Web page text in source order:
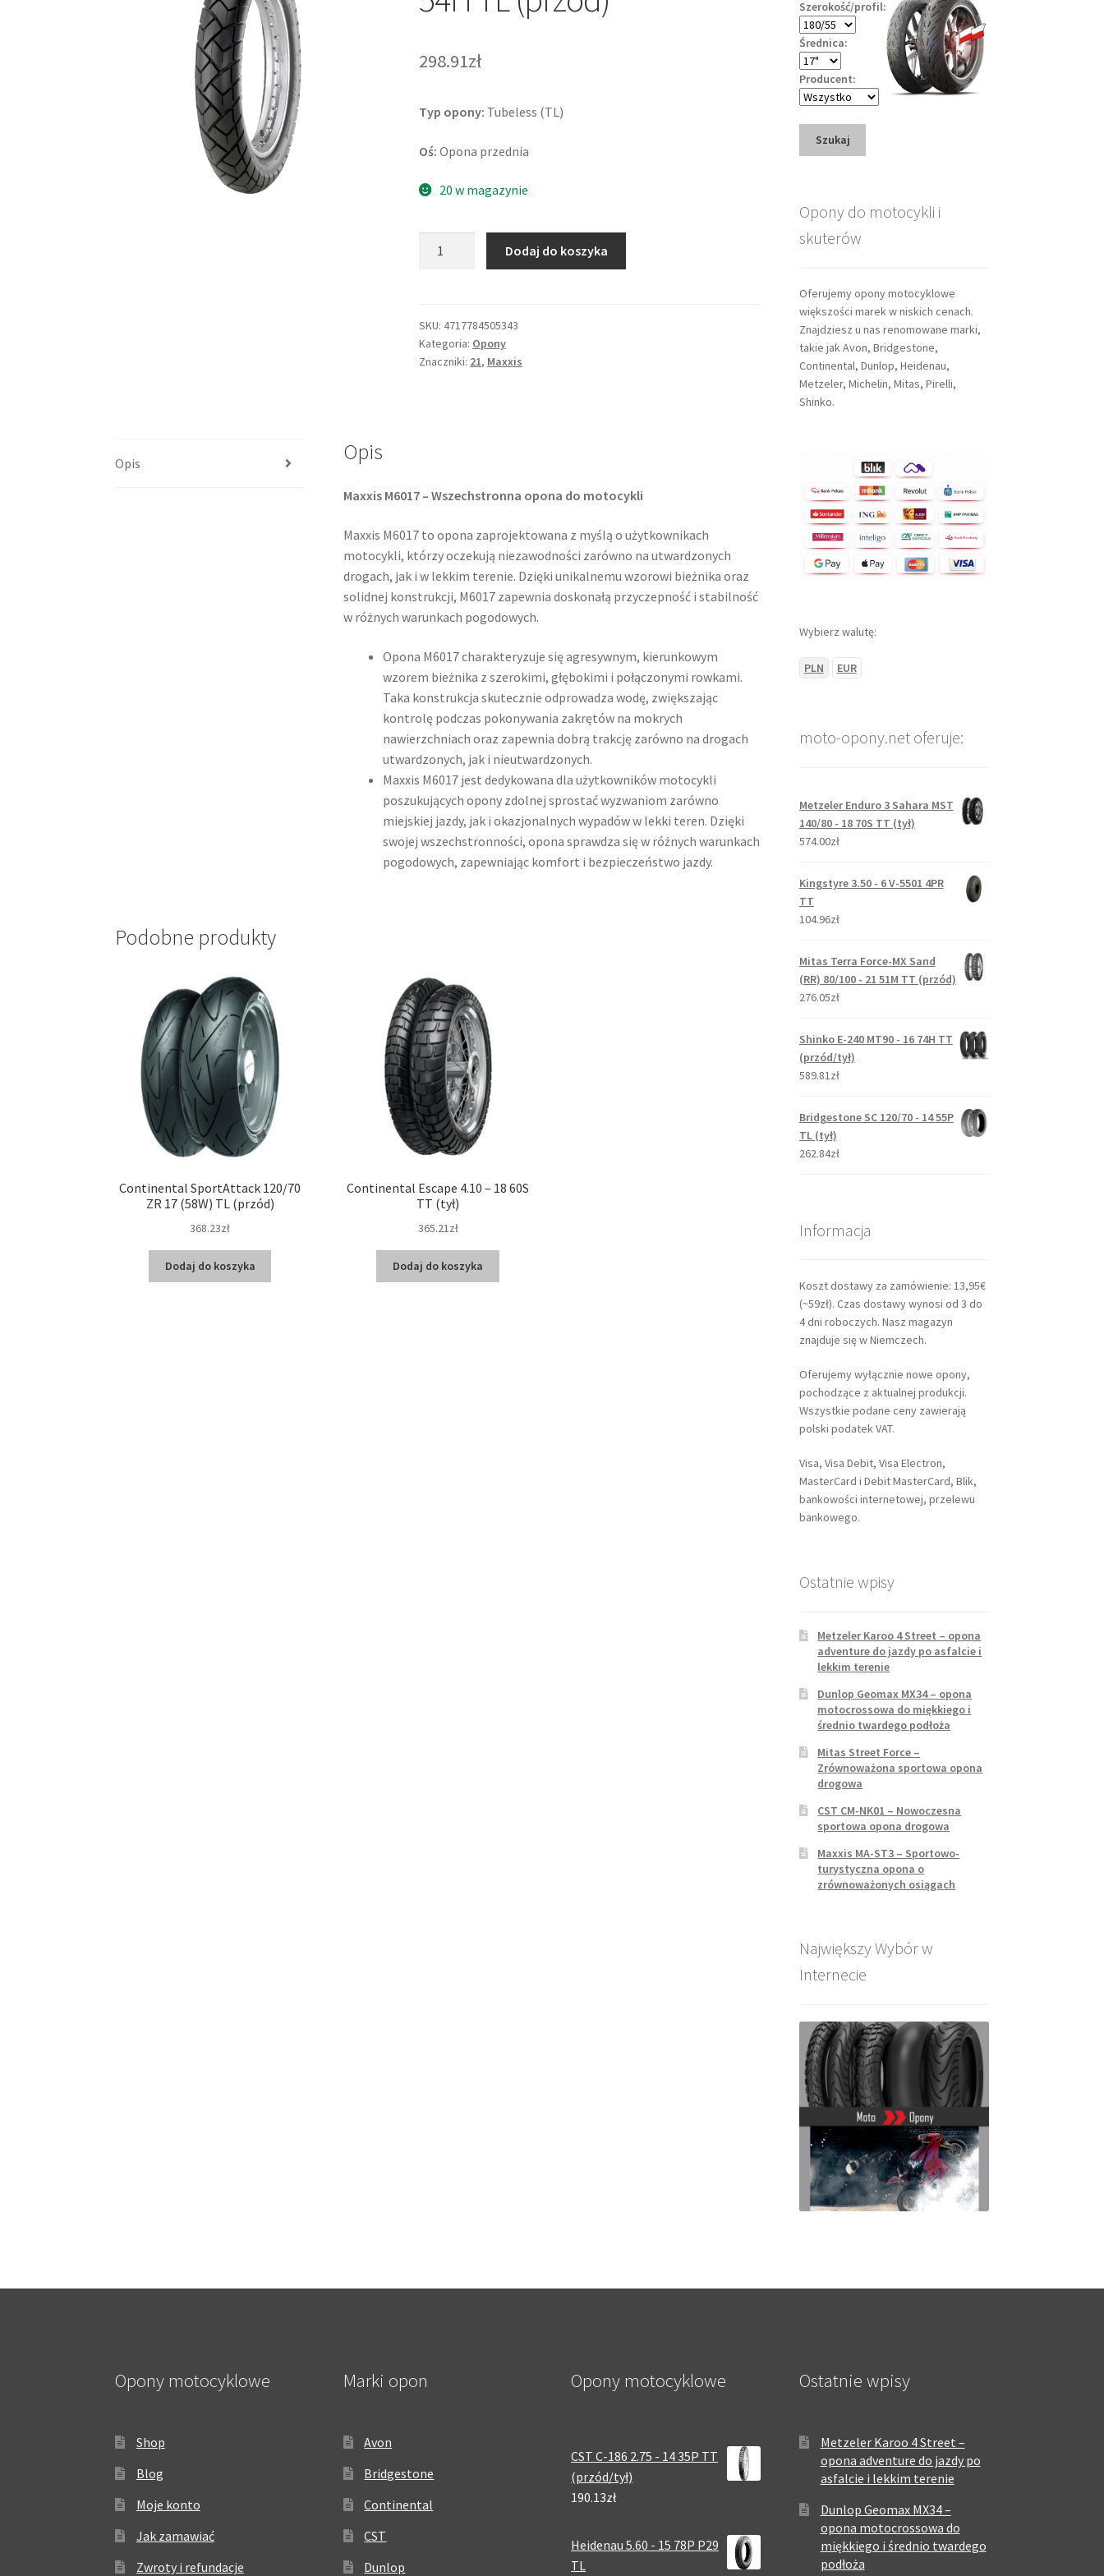
298.91zł
Typ opony: Tubeless (TL)
Oś: Opona przednia
20 w magazynie
90/90
-
21
Dodaj do koszyka
SKU:4717784505343
Kategoria: Opony
Znaczniki: 21, Maxxis
Opis Opis
Maxxis M6017 – Wszechstronna opona do motocykli
Maxxis M6017 to opona zaprojektowana z myślą o użytkownikach
motocykli, którzy oczekują niezawodności zarówno na utwardzonych
drogach, jak i w lekkim terenie. Dzięki unikalnemu wzorowi bieżnika oraz
solidnej konstrukcji, M6017 zapewnia doskonałą przyczepność i stabilność
w różnych warunkach pogodowych.​
Opona M6017 charakteryzuje się agresywnym, kierunkowym
wzorem bieżnika z szerokimi, głębokimi i połączonymi rowkami.
Taka konstrukcja skutecznie odprowadza wodę, zwiększając
kontrolę podczas pokonywania zakrętów na mokrych
nawierzchniach oraz zapewnia dobrą trakcję zarówno na drogach
utwardzonych, jak i nieutwardzonych.
Maxxis M6017 jest dedykowana dla użytkowników motocykli
poszukujących opony zdolnej sprostać wyzwaniom zarówno
miejskiej jazdy, jak i okazjonalnych wypadów w lekki teren. Dzięki
swojej wszechstronności, opona sprawdza się w różnych warunkach
pogodowych, zapewniając komfort i bezpieczeństwo jazdy.​
Podobne produkty
Continental SportAttack 120/70
ZR 17 (58W) TL (przód)
368.23zł
Dodaj do koszyka
Continental Escape 4.10 – 18 60S
TT (tył)
365.21zł
Dodaj do koszyka
Szerokość/profil:
Średnica:
Producent:
Szukaj
Opony do motocykli i
skuterów
Oferujemy opony motocyklowe
większości marek w niskich cenach.
Znajdziesz u nas renomowane marki,
takie jak Avon, Bridgestone,
Continental, Dunlop, Heidenau,
Metzeler, Michelin, Mitas, Pirelli,
Shinko.
Wybierz walutę:
PLN EUR
moto-opony.net oferuje:
Metzeler Enduro 3 Sahara MST
140/80 - 18 70S TT (tył)
574.00zł
Kingstyre 3.50 - 6 V-5501 4PR
TT
104.96zł
Mitas Terra Force-MX Sand
(RR) 80/100 - 21 51M TT (przód)
276.05zł
Shinko E-240 MT90 - 16 74H TT
(przód/tył)
589.81zł
Bridgestone SC 120/70 - 14 55P
TL (tył)
262.84zł
Informacja
Koszt dostawy za zamówienie: 13,95€
(~59zł). Czas dostawy wynosi od 3 do
4 dni roboczych. Nasz magazyn
znajduje się w Niemczech.
Oferujemy wyłącznie nowe opony,
pochodzące z aktualnej produkcji.
Wszystkie podane ceny zawierają
polski podatek VAT.
Visa, Visa Debit, Visa Electron,
MasterCard i Debit MasterCard, Blik,
bankowości internetowej, przelewu
bankowego.
Ostatnie wpisy
Metzeler Karoo 4 Street – opona
adventure do jazdy po asfalcie i
lekkim terenie
Dunlop Geomax MX34 – opona
motocrossowa do miękkiego i
średnio twardego podłoża
Mitas Street Force –
Zrównoważona sportowa opona
drogowa
CST CM-NK01 – Nowoczesna
sportowa opona drogowa
Maxxis MA-ST3 – Sportowo-
turystyczna opona o
zrównoważonych osiągach
Największy Wybór w
Internecie
Opony motocyklowe
Shop
Blog
Moje konto
Jak zamawiać
Zwroty i refundacje
Marki opon
Avon
Bridgestone
Continental
CST
Dunlop
Opony motocyklowe
CST C-186 2.75 - 14 35P TT
(przód/tył)
190.13zł
Heidenau 5.60 - 15 78P P29
TL
Ostatnie wpisy
Metzeler Karoo 4 Street –
opona adventure do jazdy po
asfalcie i lekkim terenie
Dunlop Geomax MX34 –
opona motocrossowa do
miękkiego i średnio twardego
podłoża